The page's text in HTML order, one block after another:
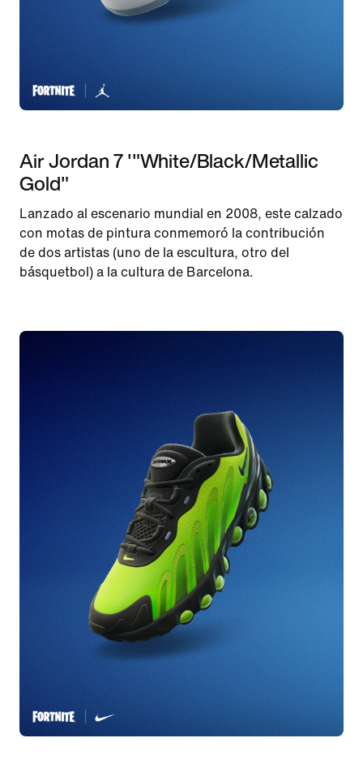
Air Jordan 7 '"White/Black/Metallic
Gold"
Lanzado al escenario mundial en 2008, este calzado
con motas de pintura conmemoró la contribución
de dos artistas (uno de la escultura, otro del
básquetbol) a la cultura de Barcelona.